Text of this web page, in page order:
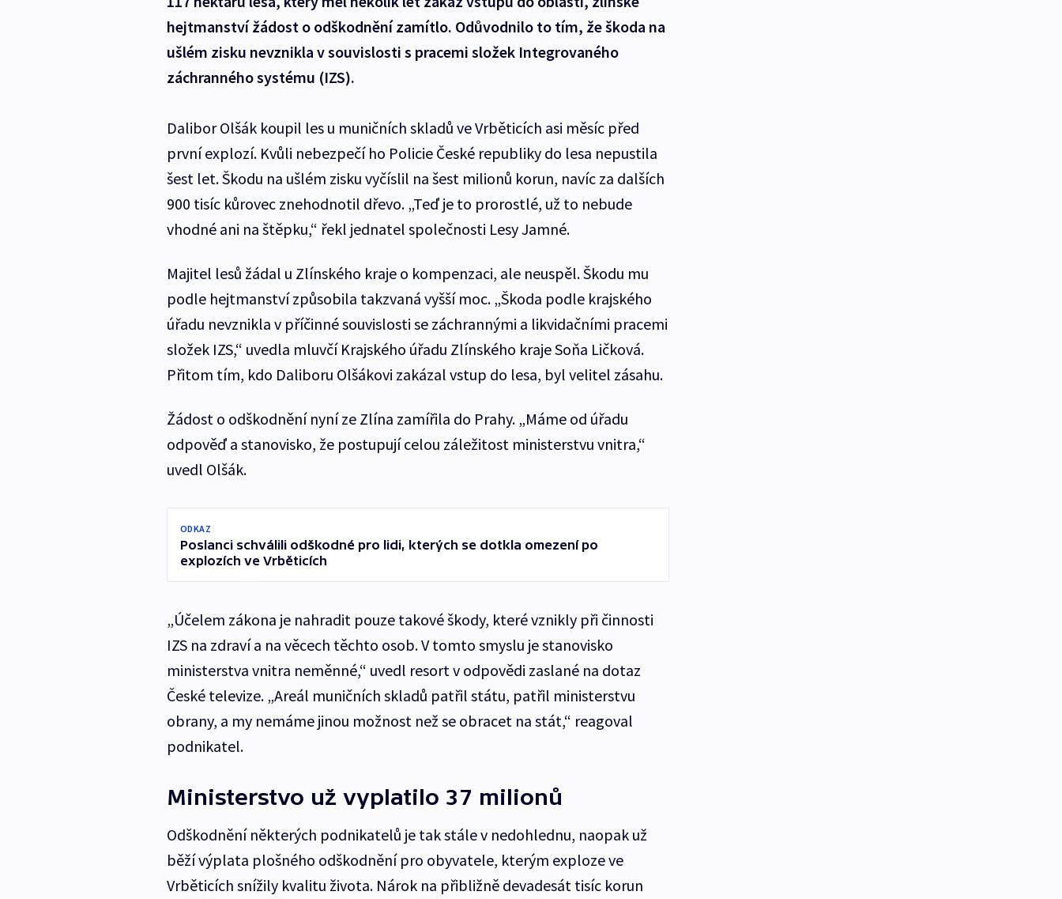
hejtmanství žádost o odškodnění zamítlo. Odůvodnilo to tím, že škoda na
ušlém zisku nevznikla v souvislosti s pracemi složek Integrovaného
záchranného systému (IZS).
Dalibor Olšák koupil les u muničních skladů ve Vrběticích asi měsíc před
první explozí. Kvůli nebezpečí ho Policie České republiky do lesa nepustila
šest let. Škodu na ušlém zisku vyčíslil na šest milionů korun, navíc za dalších
900 tisíc kůrovec znehodnotil dřevo. „Teď je to prorostlé, už to nebude
vhodné ani na štěpku,“ řekl jednatel společnosti Lesy Jamné.
Majitel lesů žádal u Zlínského kraje o kompenzaci, ale neuspěl. Škodu mu
podle hejtmanství způsobila takzvaná vyšší moc. „Škoda podle krajského
úřadu nevznikla v příčinné souvislosti se záchrannými a likvidačními pracemi
složek IZS,“ uvedla mluvčí Krajského úřadu Zlínského kraje Soňa Ličková.
Přitom tím, kdo Daliboru Olšákovi zakázal vstup do lesa, byl velitel zásahu.
Žádost o odškodnění nyní ze Zlína zamířila do Prahy. „Máme od úřadu
odpověď a stanovisko, že postupují celou záležitost ministerstvu vnitra,“
uvedl Olšák.
ODKAZ
Poslanci schválili odškodné pro lidi, kterých se dotkla omezení po
explozích ve Vrběticích
„Účelem zákona je nahradit pouze takové škody, které vznikly při činnosti
IZS na zdraví a na věcech těchto osob. V tomto smyslu je stanovisko
ministerstva vnitra neměnné,“ uvedl resort v odpovědi zaslané na dotaz
České televize. „Areál muničních skladů patřil státu, patřil ministerstvu
obrany, a my nemáme jinou možnost než se obracet na stát,“ reagoval
podnikatel.
Ministerstvo už vyplatilo 37 milionů
Odškodnění některých podnikatelů je tak stále v nedohlednu, naopak už
běží výplata plošného odškodnění pro obyvatele, kterým exploze ve
Vrběticích snížily kvalitu života. Nárok na přibližně devadesát tisíc korun